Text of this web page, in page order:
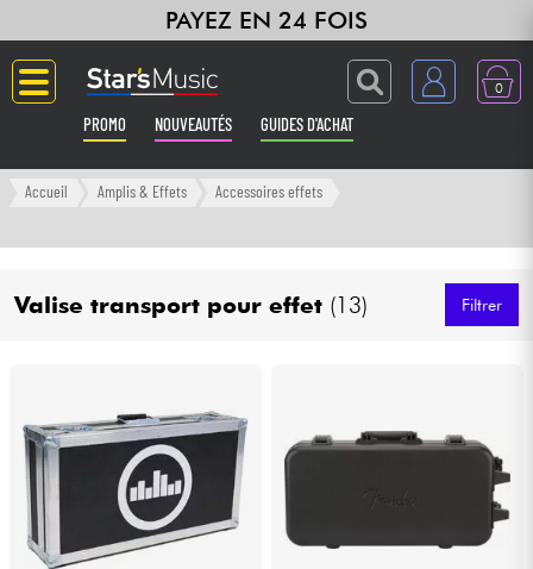
PAYEZ EN 24 FOIS
0
PROMO NOUVEAUTÉS GUIDES D'ACHAT
Langue
Amplis & Effets
Synthés & Sampleurs
Home Studio
Casques
Accueil Amplis & Effets Accessoires effets
Valise transport pour effet (13) Filtrer